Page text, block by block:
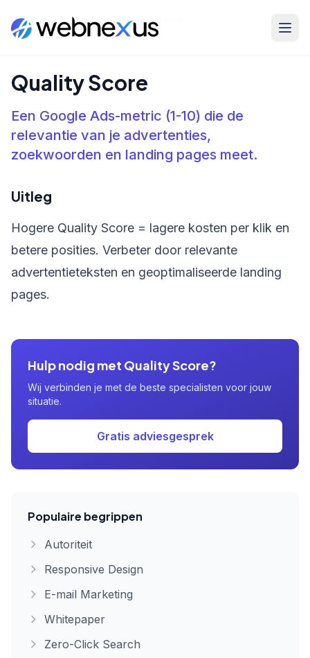
Home Kennisbank Quality Score
Quality Score
Een Google Ads-metric (1-10) die de
relevantie van je advertenties,
zoekwoorden en landing pages meet.
Uitleg
Hogere Quality Score = lagere kosten per klik en
betere posities. Verbeter door relevante
advertentieteksten en geoptimaliseerde landing
pages.
Hulp nodig met Quality Score?
Wij verbinden je met de beste specialisten voor jouw
situatie.
Gratis adviesgesprek
Populaire begrippen
Autoriteit
Responsive Design
E-mail Marketing
Whitepaper
Zero-Click Search